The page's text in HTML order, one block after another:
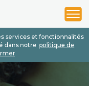
services et fonctionnalités
dans notre politique de
1
2
3